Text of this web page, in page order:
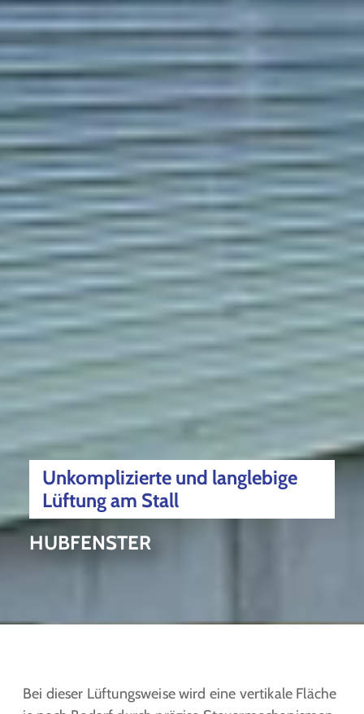
HUBFENSTER
Unkomplizierte und langlebige
Lüftung am Stall
Bei dieser Lüftungsweise wird eine vertikale Fläche